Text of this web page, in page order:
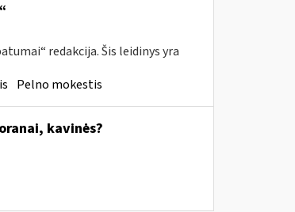
redakcija. Šis leidinys yra
Pelno mokestis
kavinės?